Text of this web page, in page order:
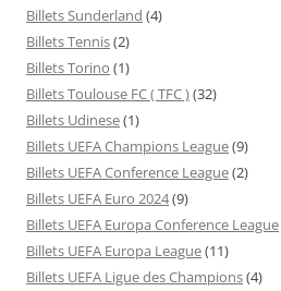
Billets Sunderland (4)
Billets Tennis(2)
Billets Torino (1)
Billets Toulouse FC ( TFC )(32)
Billets Udinese(1)
Billets UEFA Champions League(9)
Billets UEFA Conference League(2)
Billets UEFA Euro 2024(9)
Billets UEFA Europa Conference League
Billets UEFA Europa League(11)
Billets UEFA Ligue des Champions(4)